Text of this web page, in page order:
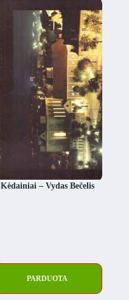
Kėdainiai – Vydas Bečelis
PARDUOTA